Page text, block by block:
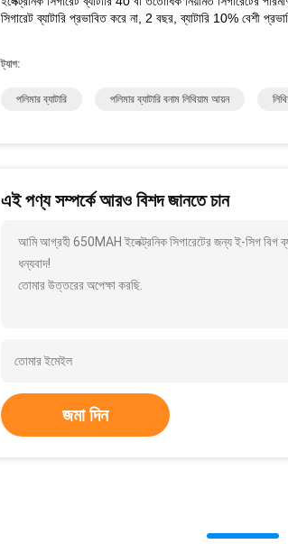
সিগারেট ব্যাটারি প্রভাবিত করে না, 2 বছর, ব্যাটারি 10% বেশী
ট্যাগ:
পলিমার ব্যাটারি পলিমার ব্যাটারি বনাম লিথিয়াম আয়ন
এই পণ্য সম্পর্কে আরও বিশদ জানতে চান
আমি আগ্রহী 650MAH ইলেক্ট্রনিক সিগারেটের জন্য ই-সিগ বিগ
ধন্যবাদ!
তোমার উত্তরের অপেক্ষা করছি.
জমা দিন